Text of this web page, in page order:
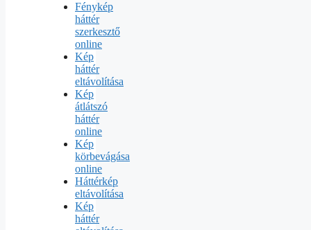
Fénykép
háttér
szerkesztő
online
Kép
háttér
eltávolítása
Kép
átlátszó
háttér
online
Kép
körbevágása
online
Háttérkép
eltávolítása
Kép
háttér